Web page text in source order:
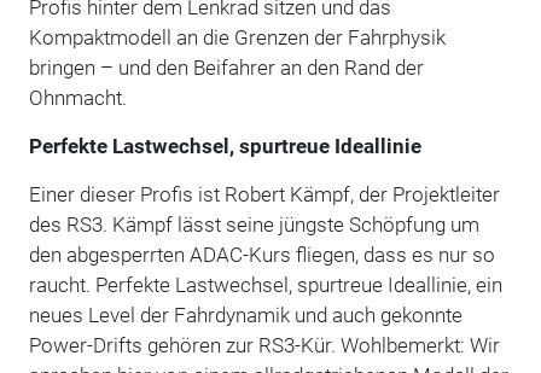
Profis hinter dem Lenkrad sitzen und das
Kompaktmodell an die Grenzen der Fahrphysik
bringen – und den Beifahrer an den Rand der
Ohnmacht.
Perfekte Lastwechsel, spurtreue Ideallinie
Einer dieser Profis ist Robert Kämpf, der Projektleiter
des RS3. Kämpf lässt seine jüngste Schöpfung um
den abgesperrten ADAC-Kurs fliegen, dass es nur so
raucht. Perfekte Lastwechsel, spurtreue Ideallinie, ein
neues Level der Fahrdynamik und auch gekonnte
Power-Drifts gehören zur RS3-Kür. Wohlbemerkt: Wir